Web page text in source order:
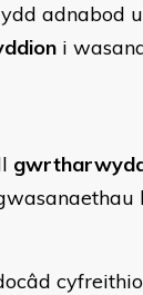
adnabod
i